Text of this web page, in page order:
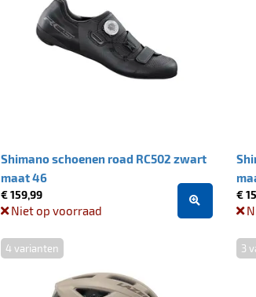
Shimano schoenen road RC502 zwart
maat 46
€ 159,99
Niet op voorraad
€
4 varianten 3